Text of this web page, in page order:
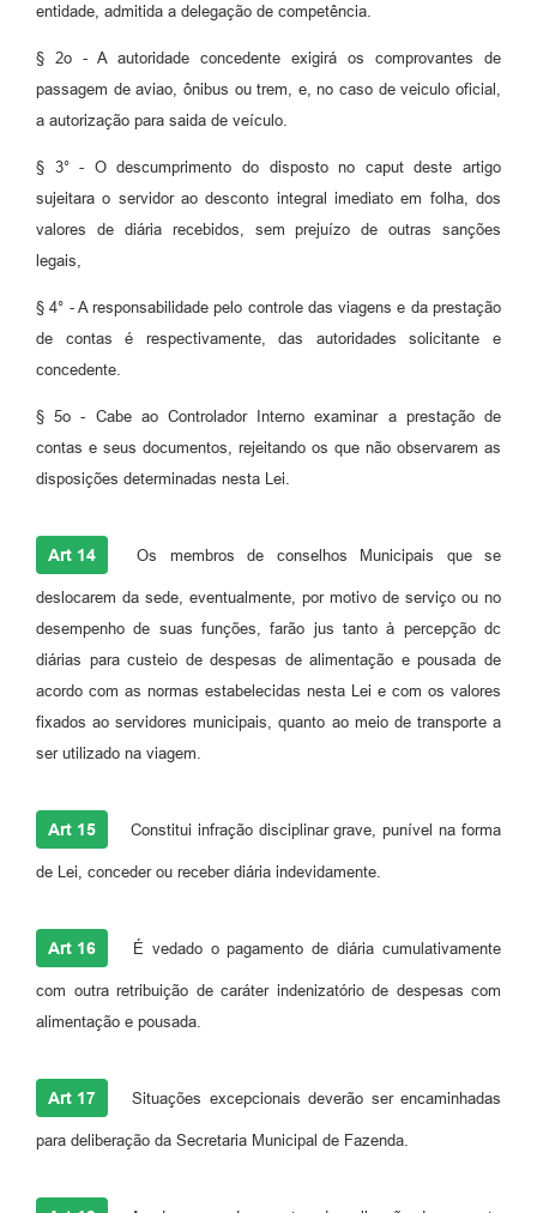
entidade, admitida a delegação de competência.
§ 2o - A autoridade concedente exigirá os comprovantes de
passagem de aviao, ônibus ou trem, e, no caso de veiculo oficial,
a autorização para saida de veículo.
§ 3° - O descumprimento do disposto no caput deste artigo
sujeitara o servidor ao desconto integral imediato em folha, dos
valores de diária recebidos, sem prejuízo de outras sanções
legais,
§ 4° - A responsabilidade pelo controle das viagens e da prestação
de contas é respectivamente, das autoridades solicitante e
concedente.
§ 5o - Cabe ao Controlador Interno examinar a prestação de
contas e seus documentos, rejeitando os que não observarem as
disposições determinadas nesta Lei.
Art 14 Os membros de conselhos Municipais que se
deslocarem da sede, eventualmente, por motivo de serviço ou no
desempenho de suas funções, farão jus tanto à percepção dc
diárias para custeio de despesas de alimentação e pousada de
acordo com as normas estabelecidas nesta Lei e com os valores
fixados ao servidores municipais, quanto ao meio de transporte a
ser utilizado na viagem.
Art 15 Constitui infração disciplinar grave, punível na forma
de Lei, conceder ou receber diária indevidamente.
Art 16 É vedado o pagamento de diária cumulativamente
com outra retribuição de caráter indenizatório de despesas com
alimentação e pousada.
Art 17 Situações excepcionais deverão ser encaminhadas
para deliberação da Secretaria Municipal de Fazenda.